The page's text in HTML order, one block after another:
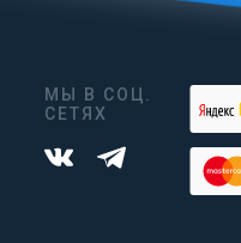
МЫ В СОЦ.
СЕТЯХ